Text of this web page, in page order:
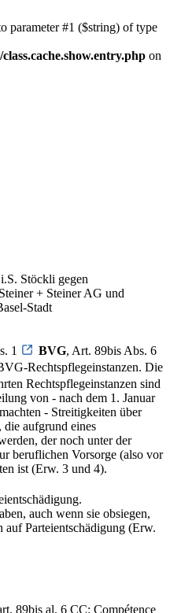
parameter #1 ($string) of type
on
Stöckli gegen
+ Steiner AG und
Stadt
1 BVG, Art. 89bis Abs. 6
Rechtspflegeinstanzen. Die
Rechtspflegeinstanzen sind
von - nach dem 1. Januar
- Streitigkeiten über
die aufgrund eines
der noch unter der
beruflichen Vorsorge (also vor
ist (Erw. 3 und 4).
auch wenn sie obsiegen,
Parteientschädigung (Erw.
89bis al. 6 CC: Compétence